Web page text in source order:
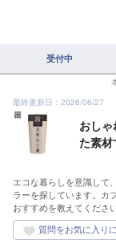
受付中
最終更新日：2026/06/27
おし
た素
エコな暮らしを意識して
ラーを探しています。カ
おすすめを教えてください